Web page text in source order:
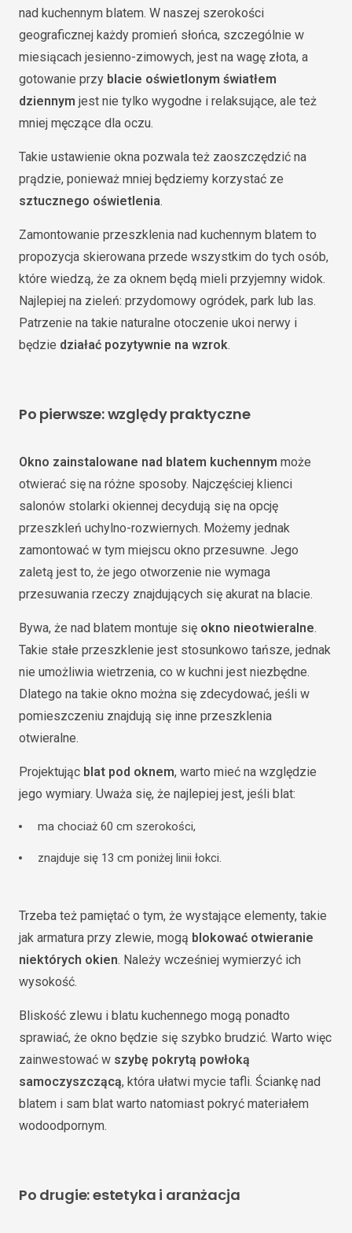
nad kuchennym blatem. W naszej szerokości
geograficznej każdy promień słońca, szczególnie w
miesiącach jesienno-zimowych, jest na wagę złota, a
gotowanie przy blacie oświetlonym światłem
dziennym jest nie tylko wygodne i relaksujące, ale też
mniej męczące dla oczu.
Takie ustawienie okna pozwala też zaoszczędzić na
prądzie, ponieważ mniej będziemy korzystać ze
sztucznego oświetlenia.
Zamontowanie przeszklenia nad kuchennym blatem to
propozycja skierowana przede wszystkim do tych osób,
które wiedzą, że za oknem będą mieli przyjemny widok.
Najlepiej na zieleń: przydomowy ogródek, park lub las.
Patrzenie na takie naturalne otoczenie ukoi nerwy i
będzie działać pozytywnie na wzrok.
Po pierwsze: względy praktyczne
Okno zainstalowane nad blatem kuchennym może
otwierać się na różne sposoby. Najczęściej klienci
salonów stolarki okiennej decydują się na opcję
przeszkleń uchylno-rozwiernych. Możemy jednak
zamontować w tym miejscu okno przesuwne. Jego
zaletą jest to, że jego otworzenie nie wymaga
przesuwania rzeczy znajdujących się akurat na blacie.
Bywa, że nad blatem montuje się okno nieotwieralne.
Takie stałe przeszklenie jest stosunkowo tańsze, jednak
nie umożliwia wietrzenia, co w kuchni jest niezbędne.
Dlatego na takie okno można się zdecydować, jeśli w
pomieszczeniu znajdują się inne przeszklenia
otwieralne.
Projektując blat pod oknem, warto mieć na względzie
jego wymiary. Uważa się, że najlepiej jest, jeśli blat:
ma chociaż 60 cm szerokości,
znajduje się 13 cm poniżej linii łokci.
Trzeba też pamiętać o tym, że wystające elementy, takie
jak armatura przy zlewie, mogą blokować otwieranie
niektórych okien. Należy wcześniej wymierzyć ich
wysokość.
Bliskość zlewu i blatu kuchennego mogą ponadto
sprawiać, że okno będzie się szybko brudzić. Warto więc
zainwestować w szybę pokrytą powłoką
samoczyszczącą, która ułatwi mycie tafli. Ściankę nad
blatem i sam blat warto natomiast pokryć materiałem
wodoodpornym.
Po drugie: estetyka i aranżacja